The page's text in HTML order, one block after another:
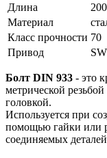
Длина
200
Материал
Класс прочности 70
Привод
Болт DIN 933 - это
метрической
головкой.
Используется при
помощью гайки или
соединяемых